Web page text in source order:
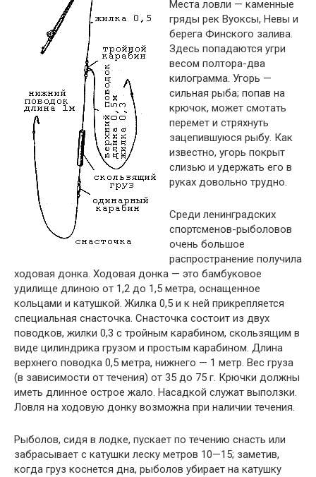
Места ловли — каменные
гряды рек Вуоксы, Невы и
берега Финского залива.
Здесь попадаются угри
весом полтора-два
килограмма. Угорь —
сильная рыба; попав на
крючок, может смотать
перемет и стряхнуть
зацепившуюся рыбу. Как
известно, угорь покрыт
слизью и удержать его в
руках довольно трудно.
Среди ленинградских
спортсменов-рыболовов
очень большое
распространение получила
ходовая донка. Ходовая донка — это бамбуковое
удилище длиною от 1,2 до 1,5 метра, оснащенное
кольцами и катушкой. Жилка 0,5 и к ней прикрепляется
специальная снасточка. Снасточка состоит из двух
поводков, жилки 0,3 с тройным карабином, скользящим в
виде цилиндрика грузом и простым карабином. Длина
верхнего поводка 0,5 метра, нижнего — 1 метр. Вес груза
(в зависимости от течения) от 35 до 75 г. Крючки должны
иметь длинное острое жало. Насадкой служат выползки.
Ловля на ходовую донку возможна при наличии течения.
Рыболов, сидя в лодке, пускает по течению снасть или
забрасывает с катушки леску метров 10—15; заметив,
когда груз коснется дна, рыболов убирает на катушку